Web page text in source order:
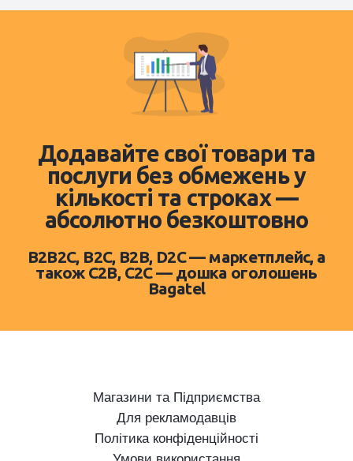
Додавайте свої товари та
послуги без обмежень у
кількості та строках —
абсолютно безкоштовно
B2B2C, B2C, B2B, D2C — маркетплейс, а
також C2B, C2C — дошка оголошень
Bagatel
Магазини та Підприємства
Для рекламодавців
Політика конфіденційності